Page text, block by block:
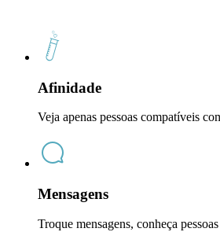
Afinidade
Veja apenas pessoas compatíveis
Mensagens
Troque mensagens, conheça